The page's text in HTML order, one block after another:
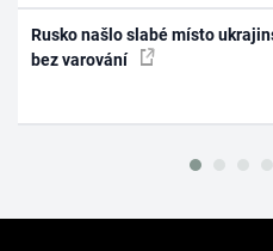
Rusko našlo slabé místo
bez varování